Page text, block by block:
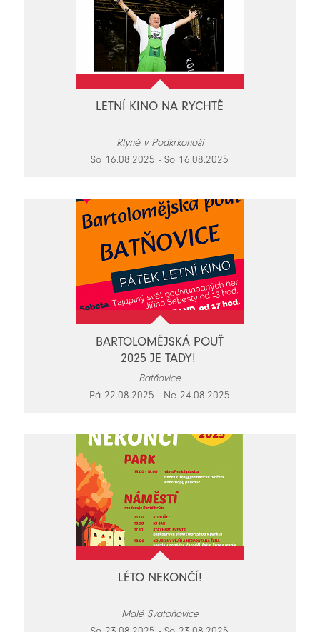
LETNÍ KINO NA RYCHTĚ
Rtyně v Podkrkonoší
So 16.08.2025 - So 16.08.2025
BARTOLOMĚJSKÁ POUŤ
2025 JE TADY!
Batňovice
Pá 22.08.2025 - Ne 24.08.2025
LÉTO NEKONČÍ!
Malé Svatoňovice